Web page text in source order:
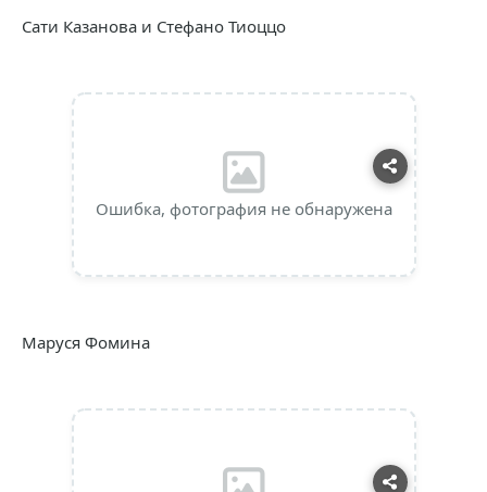
Сати Казанова и Стефано Тиоццо
Ошибка, фотография не обнаружена
Маруся Фомина